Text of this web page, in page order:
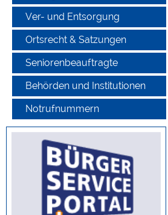
Ver- und Entsorgung
Ortsrecht & Satzungen
Seniorenbeauftragte
Behörden und Institutionen
Notrufnummern